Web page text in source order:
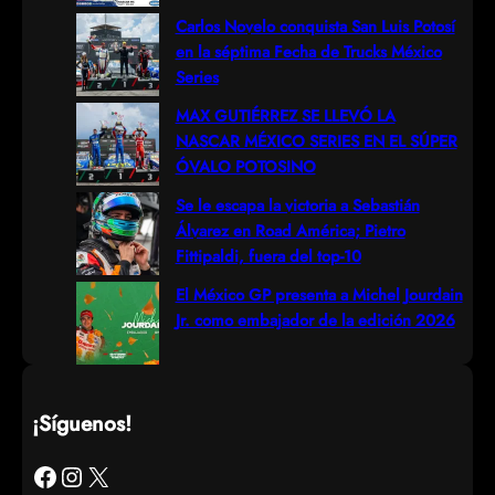
Carlos Novelo conquista San Luis Potosí
en la séptima Fecha de Trucks México
Series
MAX GUTIÉRREZ SE LLEVÓ LA
NASCAR MÉXICO SERIES EN EL SÚPER
ÓVALO POTOSINO
Se le escapa la victoria a Sebastián
Álvarez en Road América; Pietro
Fittipaldi, fuera del top-10
El México GP presenta a Michel Jourdain
Jr. como embajador de la edición 2026
¡Síguenos!
Facebook Instagram X